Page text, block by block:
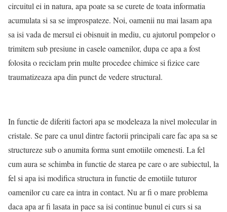
circuitul ei in natura, apa poate sa se curete de toata informatia
acumulata si sa se improspateze. Noi, oamenii nu mai lasam apa
sa isi vada de mersul ei obisnuit in mediu, cu ajutorul pompelor o
trimitem sub presiune in casele oamenilor, dupa ce apa a fost
folosita o reciclam prin multe procedee chimice si fizice care
traumatizeaza apa din punct de vedere structural.
In functie de diferiti factori apa se modeleaza la nivel molecular in
cristale. Se pare ca unul dintre factorii principali care fac apa sa se
structureze sub o anumita forma sunt emotiile omenesti. La fel
cum aura se schimba in functie de starea pe care o are subiectul, la
fel si apa isi modifica structura in functie de emotiile tuturor
oamenilor cu care ea intra in contact. Nu ar fi o mare problema
daca apa ar fi lasata in pace sa isi continue bunul ei curs si sa